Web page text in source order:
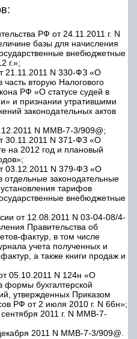
РФ от 24.11.2011 г. N
базы для начисления
внебюджетные
г.»;
21.11.2011 N 330-ФЗ «О
вторую Налогового
РФ «О статусе судей в
и признании утратившими
законодательных актов
N ММВ-7-3/909@;
30.11.2011 N 371-ФЗ «О
на 2012 год и плановый
03.12.2011 N 379-ФЗ «О
отдельные законодательные
тарифов
внебюджетные
от 12.08.2011 N 03-04-08/4-
Правительства об
фактур, в том числе
учета полученных и
а также книги продаж и
05.10.2011 N 124н «О
формы бухгалтерской
утвержденных Приказом
РФ от 2 июля 2010 г. N 66н»;
2011 г. N ММВ-7-
2011 N ММВ-7-3/909@.